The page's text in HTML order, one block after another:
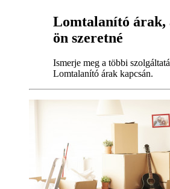
Lomtalanító árak,
ön szeretné
Ismerje meg a többi
Lomtalanító árak kapcsán.